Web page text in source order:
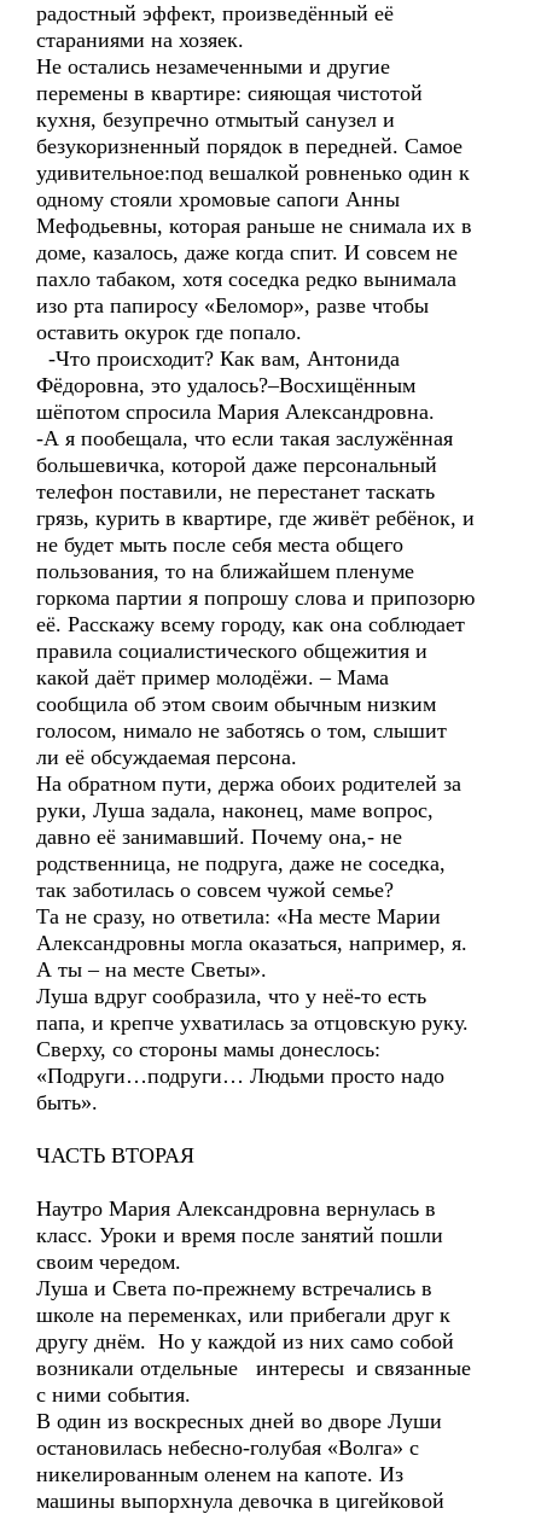
радостный эффект, произведённый её
стараниями на хозяек.
Не остались незамеченными и другие
перемены в квартире: сияющая чистотой
кухня, безупречно отмытый санузел и
безукоризненный порядок в передней. Самое
удивительное:под вешалкой ровненько один к
одному стояли хромовые сапоги Анны
Мефодьевны, которая раньше не снимала их в
доме, казалось, даже когда спит. И совсем не
пахло табаком, хотя соседка редко вынимала
изо рта папиросу «Беломор», разве чтобы
оставить окурок где попало.
-Что происходит? Как вам, Антонида
Фёдоровна, это удалось?–Восхищённым
шёпотом спросила Мария Александровна.
-А я пообещала, что если такая заслужённая
большевичка, которой даже персональный
телефон поставили, не перестанет таскать
грязь, курить в квартире, где живёт ребёнок, и
не будет мыть после себя места общего
пользования, то на ближайшем пленуме
горкома партии я попрошу слова и припозорю
её. Расскажу всему городу, как она соблюдает
правила социалистического общежития и
какой даёт пример молодёжи. – Мама
сообщила об этом своим обычным низким
голосом, нимало не заботясь о том, слышит
ли её обсуждаемая персона.
На обратном пути, держа обоих родителей за
руки, Луша задала, наконец, маме вопрос,
давно её занимавший. Почему она,- не
родственница, не подруга, даже не соседка,
так заботилась о совсем чужой семье?
Та не сразу, но ответила: «На месте Марии
Александровны могла оказаться, например, я.
А ты – на месте Светы».
Луша вдруг сообразила, что у неё-то есть
папа, и крепче ухватилась за отцовскую руку.
Сверху, со стороны мамы донеслось:
«Подруги…подруги… Людьми просто надо
быть».
ЧАСТЬ ВТОРАЯ
Наутро Мария Александровна вернулась в
класс. Уроки и время после занятий пошли
своим чередом.
Луша и Света по-прежнему встречались в
школе на переменках, или прибегали друг к
другу днём. Но у каждой из них само собой
возникали отдельные интересы и связанные
с ними события.
В один из воскресных дней во дворе Луши
остановилась небесно-голубая «Волга» с
никелированным оленем на капоте. Из
машины выпорхнула девочка в цигейковой